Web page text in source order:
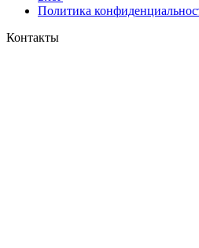
Политика
Контакты